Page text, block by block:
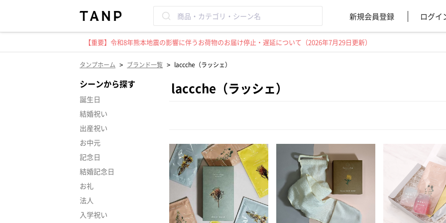
新規会員登録 ログイ
【重要】令和8年熊本地震の影響に伴うお荷物のお届け停止・遅延について（2026年7月29日更新）
タンプホーム > ブランド一覧 > laccche（ラッシェ）
シーンから探す
誕生日
結婚祝い
出産祝い
お中元
記念日
結婚記念日
お礼
法人
入学祝い
laccche（ラッシェ）